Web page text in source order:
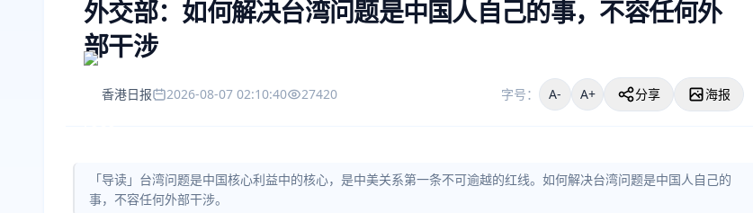
外交部：如何解决台湾问题是中国人自己的事，不容任何外
部干涉
香港日报 2026-08-07 02:10:40 27420 字号： A- A+ 分享 海报
「导读」台湾问题是中国核心利益中的核心，是中美关系第一条不可逾越的红线。如何解决台湾问题是中国人自己的
事，不容任何外部干涉。